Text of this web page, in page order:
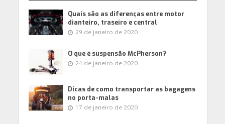
Quais são as diferenças entre motor
dianteiro, traseiro e central
29 de janeiro de 2020
O que é suspensão McPherson?
24 de janeiro de 2020
Dicas de como transportar as bagagens
no porta-malas
17 de janeiro de 2020